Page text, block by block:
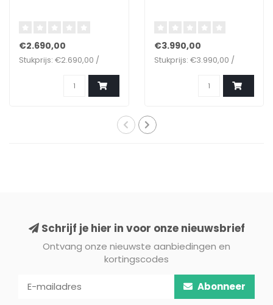
€2.690,00
Stukprijs: €2.690,00 /
€3.990,00
Stukprijs: €3.990,00 /
Schrijf je hier in voor onze nieuwsbrief
Ontvang onze nieuwste aanbiedingen en
kortingscodes
Abonneer